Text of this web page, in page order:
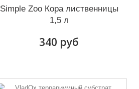
Simple Zoo Кора лиственницы
1,5 л
340 руб